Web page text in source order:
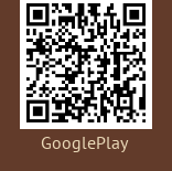
GooglePlay